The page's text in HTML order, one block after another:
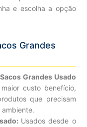
e escolha a opção
Grandes
Grandes Usado
custo benefício,
que precisam
Usados desde o